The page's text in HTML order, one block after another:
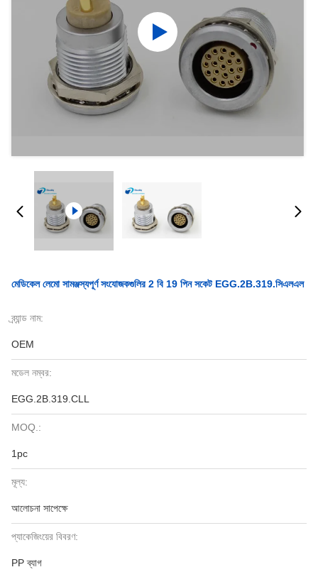
মেডিকেল লেমো সামঞ্জস্যপূর্ণ সংযোজকগুলির 2 বি 19 পিন সকেট EGG.2B.319.সিএলএল
ব্র্যান্ড নাম:
OEM
মডেল নম্বর:
EGG.2B.319.CLL
MOQ.:
1pc
মূল্য:
আলোচনা সাপেক্ষে
প্যাকেজিংয়ের বিবরণ:
PP ব্যাগ